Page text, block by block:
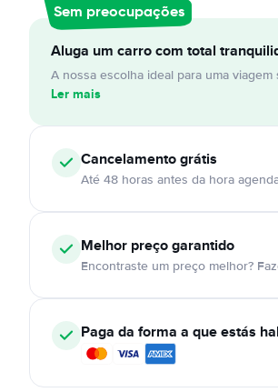
Sem preocupações
Aluga um carro com total
A nossa escolha ideal para uma viagem
Ler mais
Cancelamentográtis
Até 48 horas antes da hora
Melhor preço garantido
Encontraste um preço melhor?
Paga da forma a que estás